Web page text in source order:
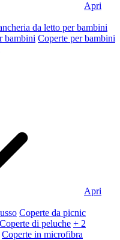
Apri
da letto per bambini
bambini Coperte per bambini
Apri
Coperte da picnic
Coperte di peluche + 2
Coperte in microfibra